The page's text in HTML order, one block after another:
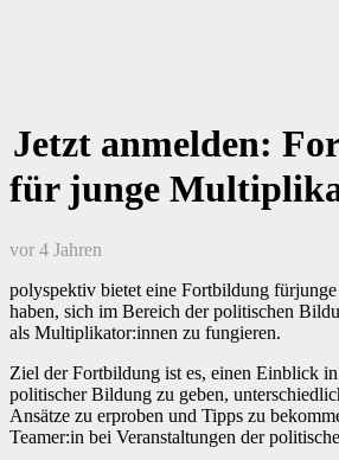
Jetzt anmelden:
für junge
vor 4 Jahren
polyspektiv bietet eine Fortbildung
haben, sich im Bereich der politischen
als Multiplikator:innen zu fungieren.
Ziel der Fortbildung ist es, einen Einblick
politischer Bildung zu geben,
Ansätze zu erproben und Tipps zu
Teamer:in bei Veranstaltungen der